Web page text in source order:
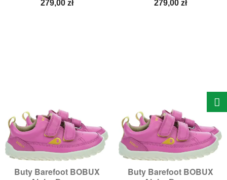
Cena
279,00 zł Cena
279,00 zł
Buty Barefoot BOBUX
Buty Barefoot BOBUX